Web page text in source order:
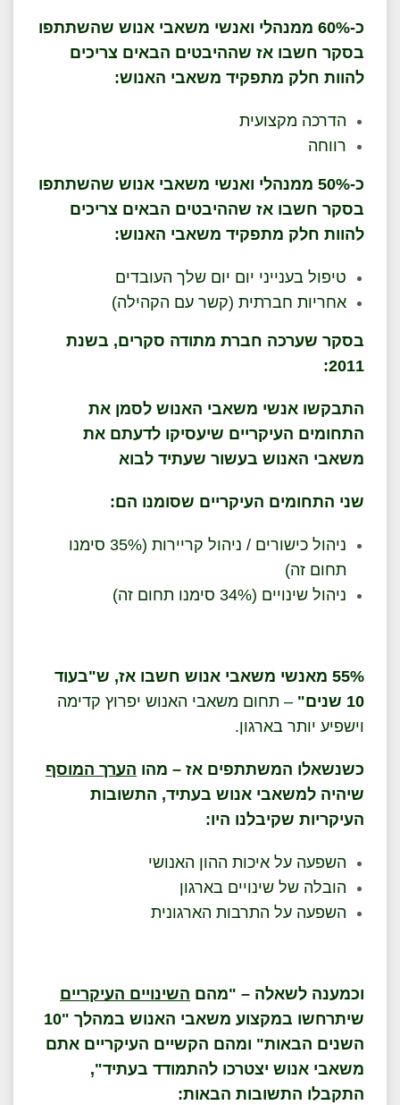
כ-60% ממנהלי ואנשי משאבי אנוש שהשתתפו
בסקר חשבו אז שההיבטים הבאים צריכים
להוות חלק מתפקיד משאבי האנוש:
הדרכה מקצועית
רווחה
כ-50% ממנהלי ואנשי משאבי אנוש שהשתתפו
בסקר חשבו אז שההיבטים הבאים צריכים
להוות חלק מתפקיד משאבי האנוש:
טיפול בענייני יום יום שלך העובדים
אחריות חברתית (קשר עם הקהילה)
בסקר שערכה חברת מתודה סקרים, בשנת
2011:
התבקשו אנשי משאבי האנוש לסמן את
התחומים העיקריים שיעסיקו לדעתם את
משאבי האנוש בעשור שעתיד לבוא
שני התחומים העיקריים שסומנו הם:
ניהול כישורים / ניהול קריירות (35% סימנו
תחום זה)
ניהול שינויים (34% סימנו תחום זה)
55% מאנשי משאבי אנוש חשבו אז, ש"בעוד
10 שנים"
– תחום משאבי האנוש יפרוץ קדימה
וישפיע יותר בארגון.
כשנשאלו המשתתפים אז – מהו הערך המוסף
שיהיה למשאבי אנוש בעתיד, התשובות
העיקריות שקיבלנו היו:
השפעה על איכות ההון האנושי
הובלה של שינויים בארגון
השפעה על התרבות הארגונית
וכמענה לשאלה – "מהם השינויים העיקריים
שיתרחשו במקצוע משאבי האנוש במהלך "10
השנים הבאות" ומהם הקשיים העיקריים אתם
משאבי אנוש יצטרכו להתמודד בעתיד",
התקבלו התשובות הבאות: